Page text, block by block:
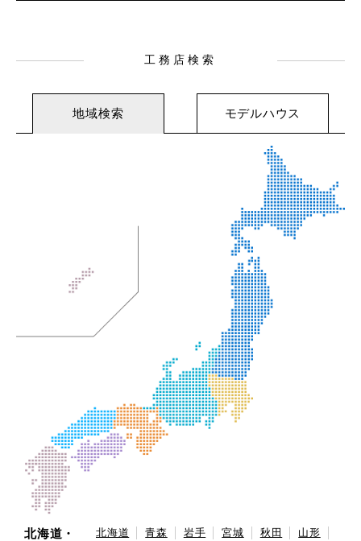
工務店検索
地域検索 モデルハウス
北海道・
北海道 青森 岩手 宮城 秋田
山形